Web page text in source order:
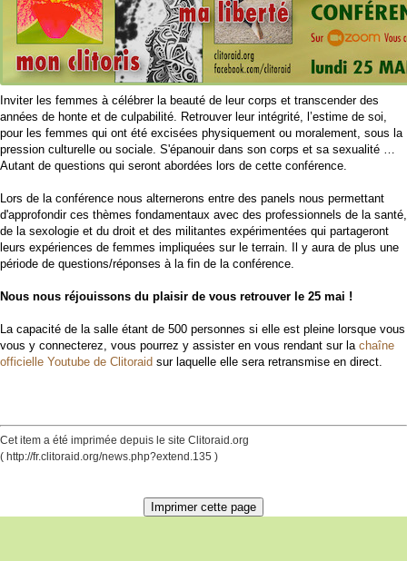
Inviter les femmes à célébrer la beauté de leur corps et transcender des
années de honte et de culpabilité. Retrouver leur intégrité, l’estime de soi,
pour les femmes qui ont été excisées physiquement ou moralement, sous la
pression culturelle ou sociale. S'épanouir dans son corps et sa sexualité …
Autant de questions qui seront abordées lors de cette conférence.
Lors de la conférence nous alternerons entre des panels nous permettant
d'approfondir ces thèmes fondamentaux avec des professionnels de la santé,
de la sexologie et du droit et des militantes expérimentées qui partageront
leurs expériences de femmes impliquées sur le terrain. Il y aura de plus une
période de questions/réponses à la fin de la conférence.
Nous nous réjouissons du plaisir de vous retrouver le 25 mai !
La capacité de la salle étant de 500 personnes si elle est pleine lorsque vous
vous y connecterez, vous pourrez y assister en vous rendant sur la chaîne
officielle Youtube de Clitoraid sur laquelle elle sera retransmise en direct.
Cet item a été imprimée depuis le site Clitoraid.org
( http://fr.clitoraid.org/news.php?extend.135 )